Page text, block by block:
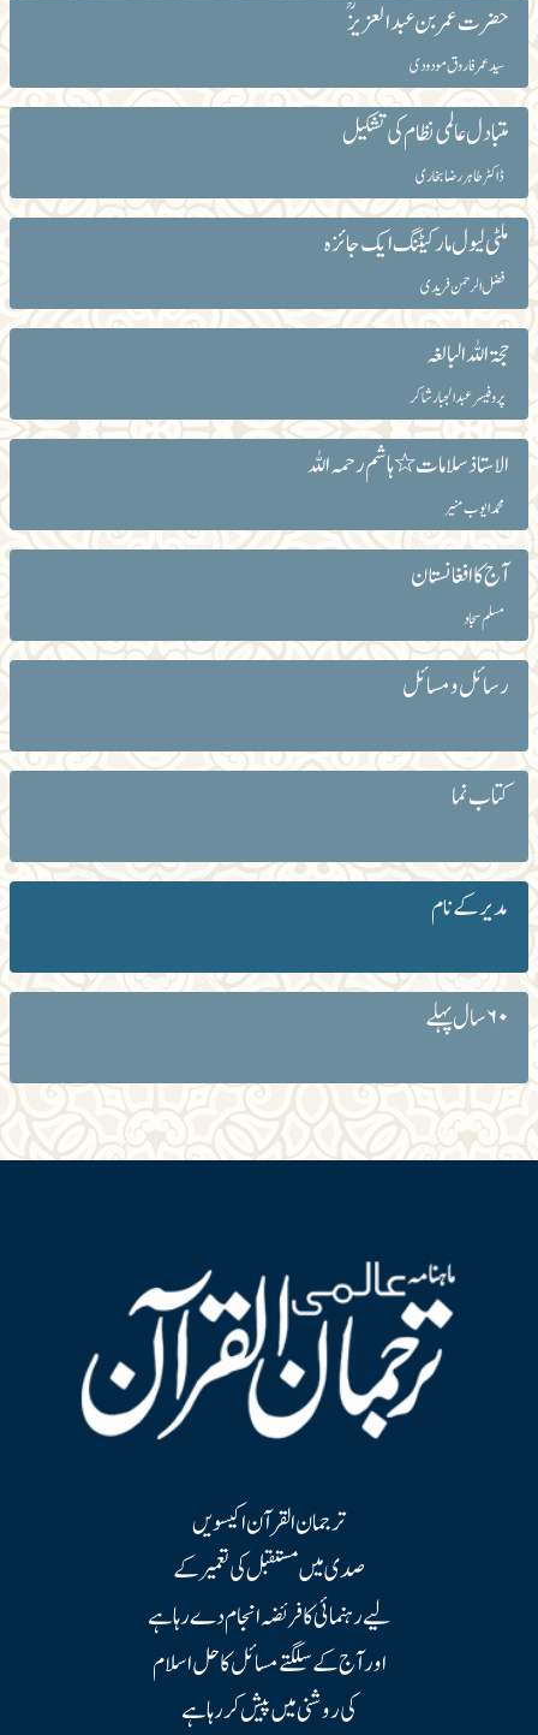
حضرت عمر بن عبدالعزیزؒ
سید عمر فاروق مودودی
متبادل عالمی نظام کی تشکیل
ڈاکٹر طاہر رضا بخاری
ملٹی لیول مارکیٹنگ ایک جائزہ
فضل الرحمن فریدی
حجۃ اللہ البالغہ
پروفیسر عبدالجبار شاکر
الاستاذ سلامات ٭ہاشم رحمہ اللہ
محمد ایوب منیر
آج کا افغانستان
مسلم سجاد
رسائل و مسائل
کتاب نما
مدیر کے نام
۶۰ سال پہلے
ترجمان القرآن اکیسویں
صدی میں مستقبل کی تعمیر کے
لیے رہنمائی کا فریضہ انجام دے رہا ہے
اور آج کے سلگتے مسائل کا حل اسلام
کی روشنی میں پیش کر رہا ہے